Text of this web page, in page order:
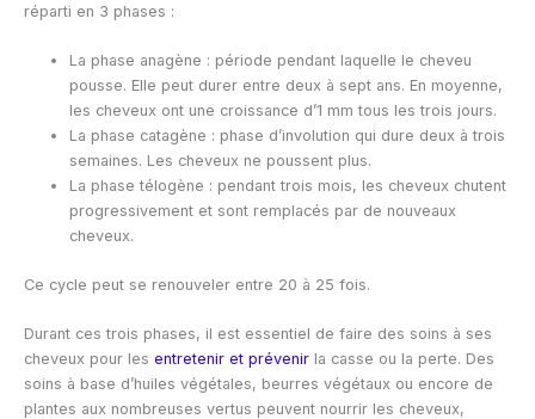
réparti en 3 phases :
La phase anagène : période pendant laquelle le cheveu
pousse. Elle peut durer entre deux à sept ans. En moyenne,
les cheveux ont une croissance d’1 mm tous les trois jours.
La phase catagène : phase d’involution qui dure deux à trois
semaines. Les cheveux ne poussent plus.
La phase télogène : pendant trois mois, les cheveux chutent
progressivement et sont remplacés par de nouveaux
cheveux.
Ce cycle peut se renouveler entre 20 à 25 fois.
Durant ces trois phases, il est essentiel de faire des soins à ses
cheveux pour les entretenir et prévenir la casse ou la perte. Des
soins à base d’huiles végétales, beurres végétaux ou encore de
plantes aux nombreuses vertus peuvent nourrir les cheveux,